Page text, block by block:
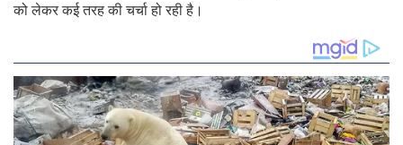
को लेकर कई तरह की चर्चा हो रही है।